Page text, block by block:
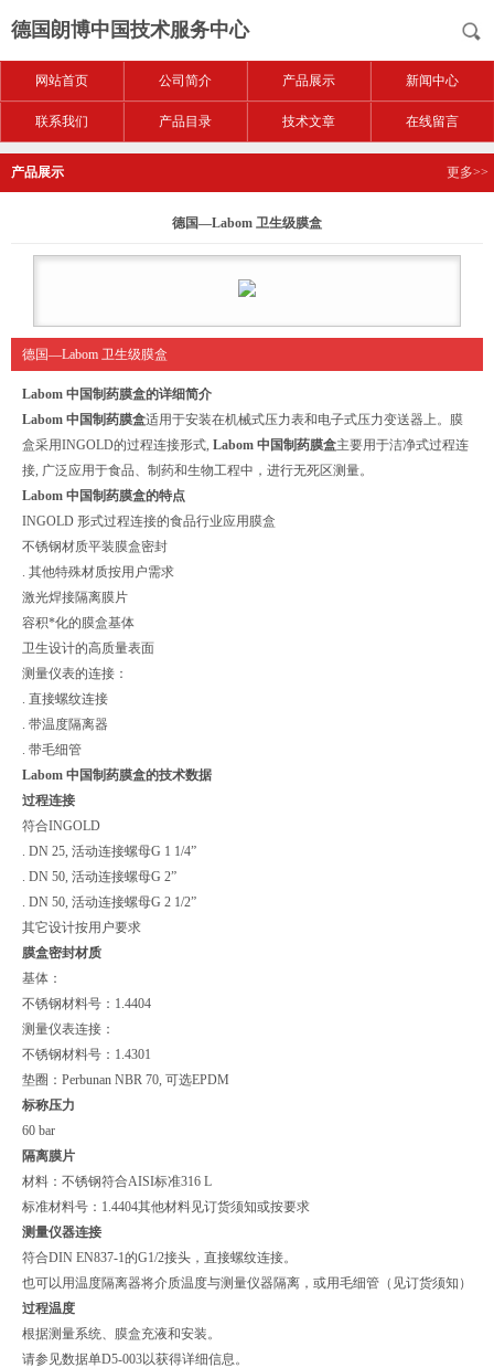
德国朗博中国技术服务中心
网站首页 公司简介 产品展示 新闻中心
联系我们 产品目录 技术文章 在线留言
产品展示 更多>>
德国—Labom 卫生级膜盒
德国—Labom 卫生级膜盒
Labom 中国制药膜盒的详细简介
Labom 中国制药膜盒适用于安装在机械式压力表和电子式压力变送器上。膜
盒采用INGOLD的过程连接形式, Labom 中国制药膜盒主要用于洁净式过程连
接, 广泛应用于食品、制药和生物工程中，进行无死区测量。
Labom 中国制药膜盒的特点
INGOLD 形式过程连接的食品行业应用膜盒
不锈钢材质平装膜盒密封
. 其他特殊材质按用户需求
激光焊接隔离膜片
容积*化的膜盒基体
卫生设计的高质量表面
测量仪表的连接：
. 直接螺纹连接
. 带温度隔离器
. 带毛细管
Labom 中国制药膜盒的技术数据
过程连接
符合INGOLD
. DN 25, 活动连接螺母G 1 1/4”
. DN 50, 活动连接螺母G 2”
. DN 50, 活动连接螺母G 2 1/2”
其它设计按用户要求
膜盒密封材质
基体：
不锈钢材料号：1.4404
测量仪表连接：
不锈钢材料号：1.4301
垫圈：Perbunan NBR 70, 可选EPDM
标称压力
60 bar
隔离膜片
材料：不锈钢符合AISI标准316 L
标准材料号：1.4404其他材料见订货须知或按要求
测量仪器连接
符合DIN EN837-1的G1/2接头，直接螺纹连接。
也可以用温度隔离器将介质温度与测量仪器隔离，或用毛细管（见订货须知）
过程温度
根据测量系统、膜盒充液和安装。
请参见数据单D5-003以获得详细信息。